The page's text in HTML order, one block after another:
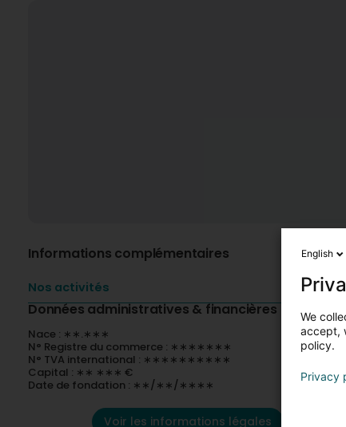
Informations complémentaires
Nos activités
Données administratives & financières
Nace : ∗∗.∗∗∗
N° Registre du commerce : ∗∗∗∗∗∗∗
N° TVA international : ∗∗∗∗∗∗∗∗∗∗
Capital : ∗∗ ∗∗∗ €
Date de fondation : ∗∗/∗∗/∗∗∗∗
Voir les informations légales
English
We
accept,
policy.
Privacy